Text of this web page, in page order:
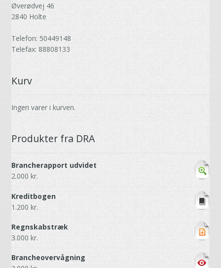
Øverødvej 46
2840 Holte
Telefon: 50449148
Telefax: 88808133
Kurv
Ingen varer i kurven.
Produkter fra DRA
Brancherapport udvidet
2.000 kr.
Kreditbogen
1.200 kr.
Regnskabstræk
3.000 kr.
Brancheovervågning